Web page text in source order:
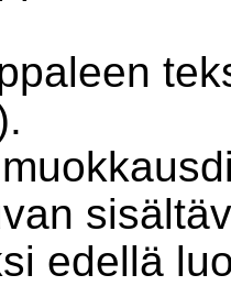
edellä